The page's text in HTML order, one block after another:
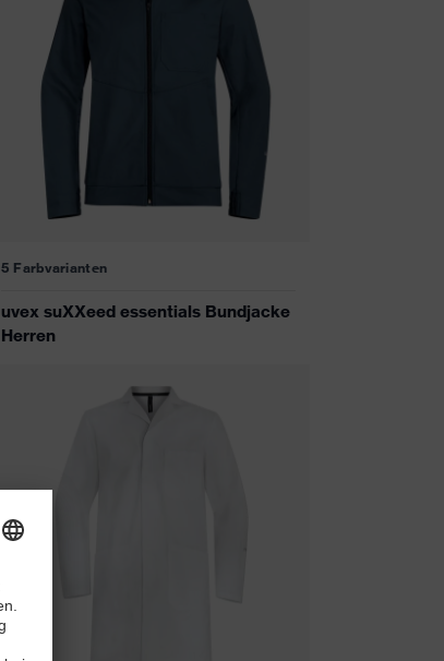
5 Farbvarianten
uvex suXXeed essentials Bundjacke
Herren